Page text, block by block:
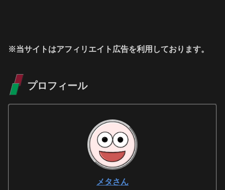
※当サイトはアフィリエイト広告を利用しております。
プロフィール
メタさん